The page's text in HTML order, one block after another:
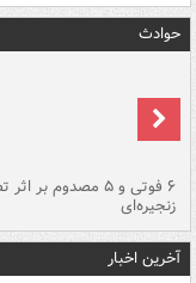
حوادث
۶ فوتی و ۵ مصدوم بر
زنجیره‌ای
آخرین اخبار